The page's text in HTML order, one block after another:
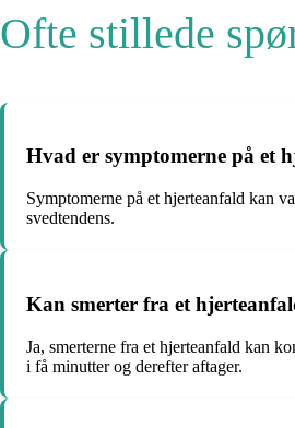
Ofte stillede
Hvad er symptomerne på et
Symptomerne på et hjerteanfald kan
svedtendens.
Kan smerter fra et
Ja, smerterne fra et hjerteanfald kan
i få minutter og derefter aftager.